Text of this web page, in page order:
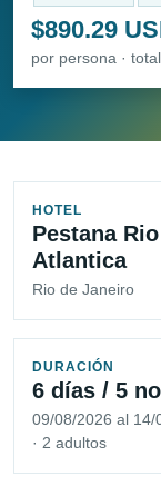
$890.29
por persona ·
HOTEL
Pestana Rio
Atlantica
Rio de Janeiro
DURACIÓN
6 días / 5
09/08/2026 al 14/
· 2 adultos